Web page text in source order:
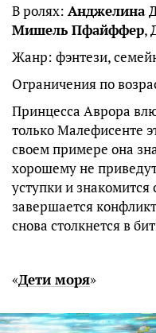
В ролях: Анджелина
Мишель Пфайффер,
Жанр: фэнтези,
Ограничения по
Принцесса Аврора
только Малефисенте
своем примере она
хорошему не
уступки и
завершается
снова столкнется в
«Дети моря»